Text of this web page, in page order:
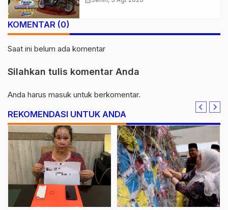
KOMENTAR (0)
Saat ini belum ada komentar
Silahkan tulis komentar Anda
Anda harus masuk untuk berkomentar.
REKOMENDASI UNTUK ANDA